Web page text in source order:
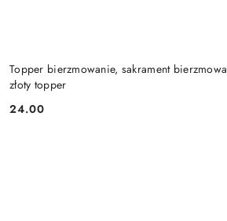
Topper bierzmowanie, sakrament
złoty topper
Cena:
24.00